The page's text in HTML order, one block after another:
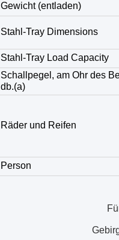
Gewicht (entladen)
Stahl-Tray Dimensions
Stahl-Tray Load Capacity
Schallpegel, am Ohr des
db.(a)
Räder und Reifen
Person